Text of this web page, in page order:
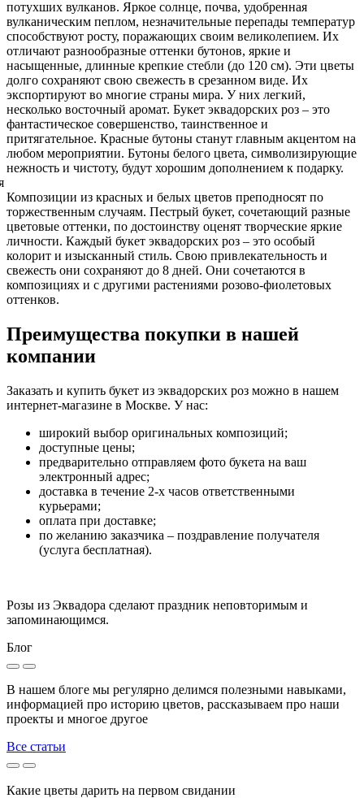
потухших вулканов. Яркое солнце, почва, удобренная
вулканическим пеплом, незначительные перепады температур
способствуют росту, поражающих своим великолепием. Их
отличают разнообразные оттенки бутонов, яркие и
насыщенные, длинные крепкие стебли (до 120 см). Эти цветы
долго сохраняют свою свежесть в срезанном виде. Их
экспортируют во многие страны мира. У них легкий,
несколько восточный аромат. Букет эквадорских роз – это
фантастическое совершенство, таинственное и
притягательное. Красные бутоны станут главным акцентом на
любом мероприятии. Бутоны белого цвета, символизирующие
нежность и чистоту, будут хорошим дополнением к подарку.
Композиции из красных и белых цветов преподносят по
торжественным случаям. Пестрый букет, сочетающий разные
цветовые оттенки, по достоинству оценят творческие яркие
личности. Каждый букет эквадорских роз – это особый
колорит и изысканный стиль. Свою привлекательность и
свежесть они сохраняют до 8 дней. Они сочетаются в
композициях и с другими растениями розово-фиолетовых
оттенков.
Преимущества покупки в нашей
компании
Заказать и купить букет из эквадорских роз можно в нашем
интернет-магазине в Москве. У нас:
широкий выбор оригинальных композиций;
доступные цены;
предварительно отправляем фото букета на ваш
электронный адрес;
доставка в течение 2-х часов ответственными
курьерами;
оплата при доставке;
по желанию заказчика – поздравление получателя
(услуга бесплатная).
Розы из Эквадора сделают праздник неповторимым и
запоминающимся.
Блог
В нашем блоге мы регулярно делимся полезными навыками,
информацией про историю цветов, рассказываем про наши
проекты и многое другое
Все статьи
Какие цветы дарить на первом свидании